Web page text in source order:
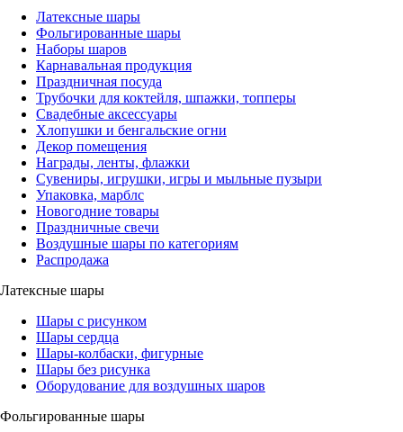
Латексные шары
Фольгированные шары
Наборы шаров
Карнавальная продукция
Праздничная посуда
Трубочки для коктейля, шпажки, топперы
Свадебные аксессуары
Хлопушки и бенгальские огни
Декор помещения
Награды, ленты, флажки
Сувениры, игрушки, игры и мыльные пузыри
Упаковка, марблс
Новогодние товары
Праздничные свечи
Воздушные шары по категориям
Распродажа
Латексные шары
Шары с рисунком
Шары сердца
Шары-колбаски, фигурные
Шары без рисунка
Оборудование для воздушных шаров
Фольгированные шары